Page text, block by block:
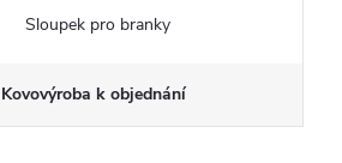
Sloupek pro branky
Kovovýroba k objednání